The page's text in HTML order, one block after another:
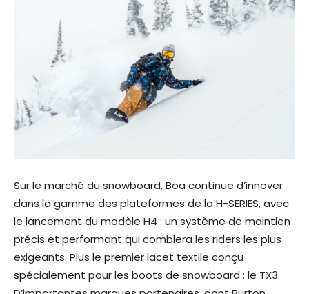
Sur le marché du snowboard, Boa continue d’innover
dans la gamme des plateformes de la H-SERIES, avec
le lancement du modèle H4 : un système de maintien
précis et performant qui comblera les riders les plus
exigeants. Plus le premier lacet textile conçu
spécialement pour les boots de snowboard : le TX3.